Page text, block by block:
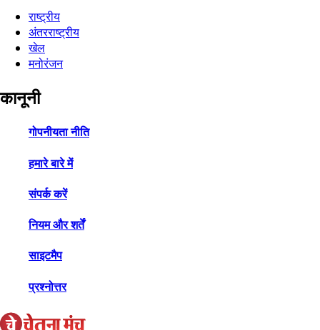
राष्ट्रीय
अंतरराष्ट्रीय
खेल
मनोरंजन
कानूनी
गोपनीयता नीति
हमारे बारे में
संपर्क करें
नियम और शर्तें
साइटमैप
प्रश्नोत्तर